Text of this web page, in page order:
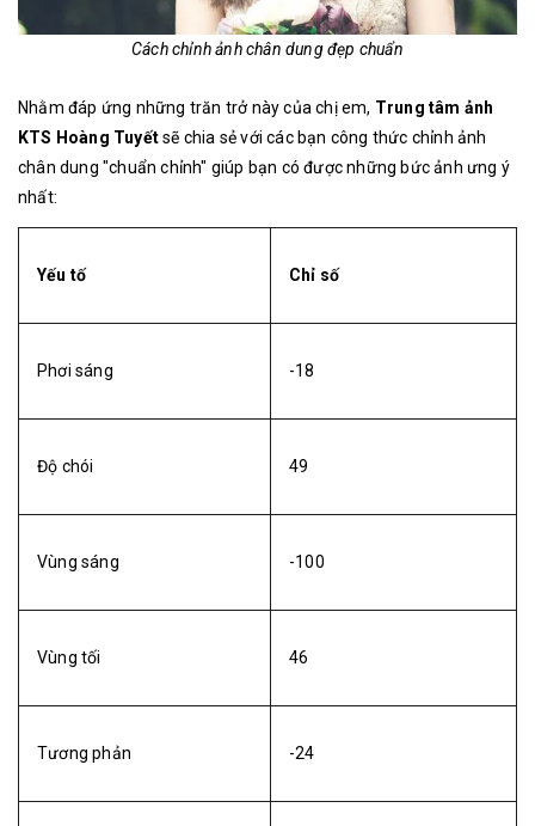
Cách chỉnh ảnh chân dung đẹp chuẩn
Nhằm đáp ứng những trăn trở này của chị em, Trung tâm ảnh
KTS Hoàng Tuyếtsẽ chia sẻ với các bạn công thức chỉnh ảnh
chân dung "chuẩn chỉnh" giúp bạn có được những bức ảnh ưng ý
nhất:
Yếu tố Chỉ số
Phơi sáng -18
Độ chói 49
Vùng sáng -100
Vùng tối 46
Tương phản -24